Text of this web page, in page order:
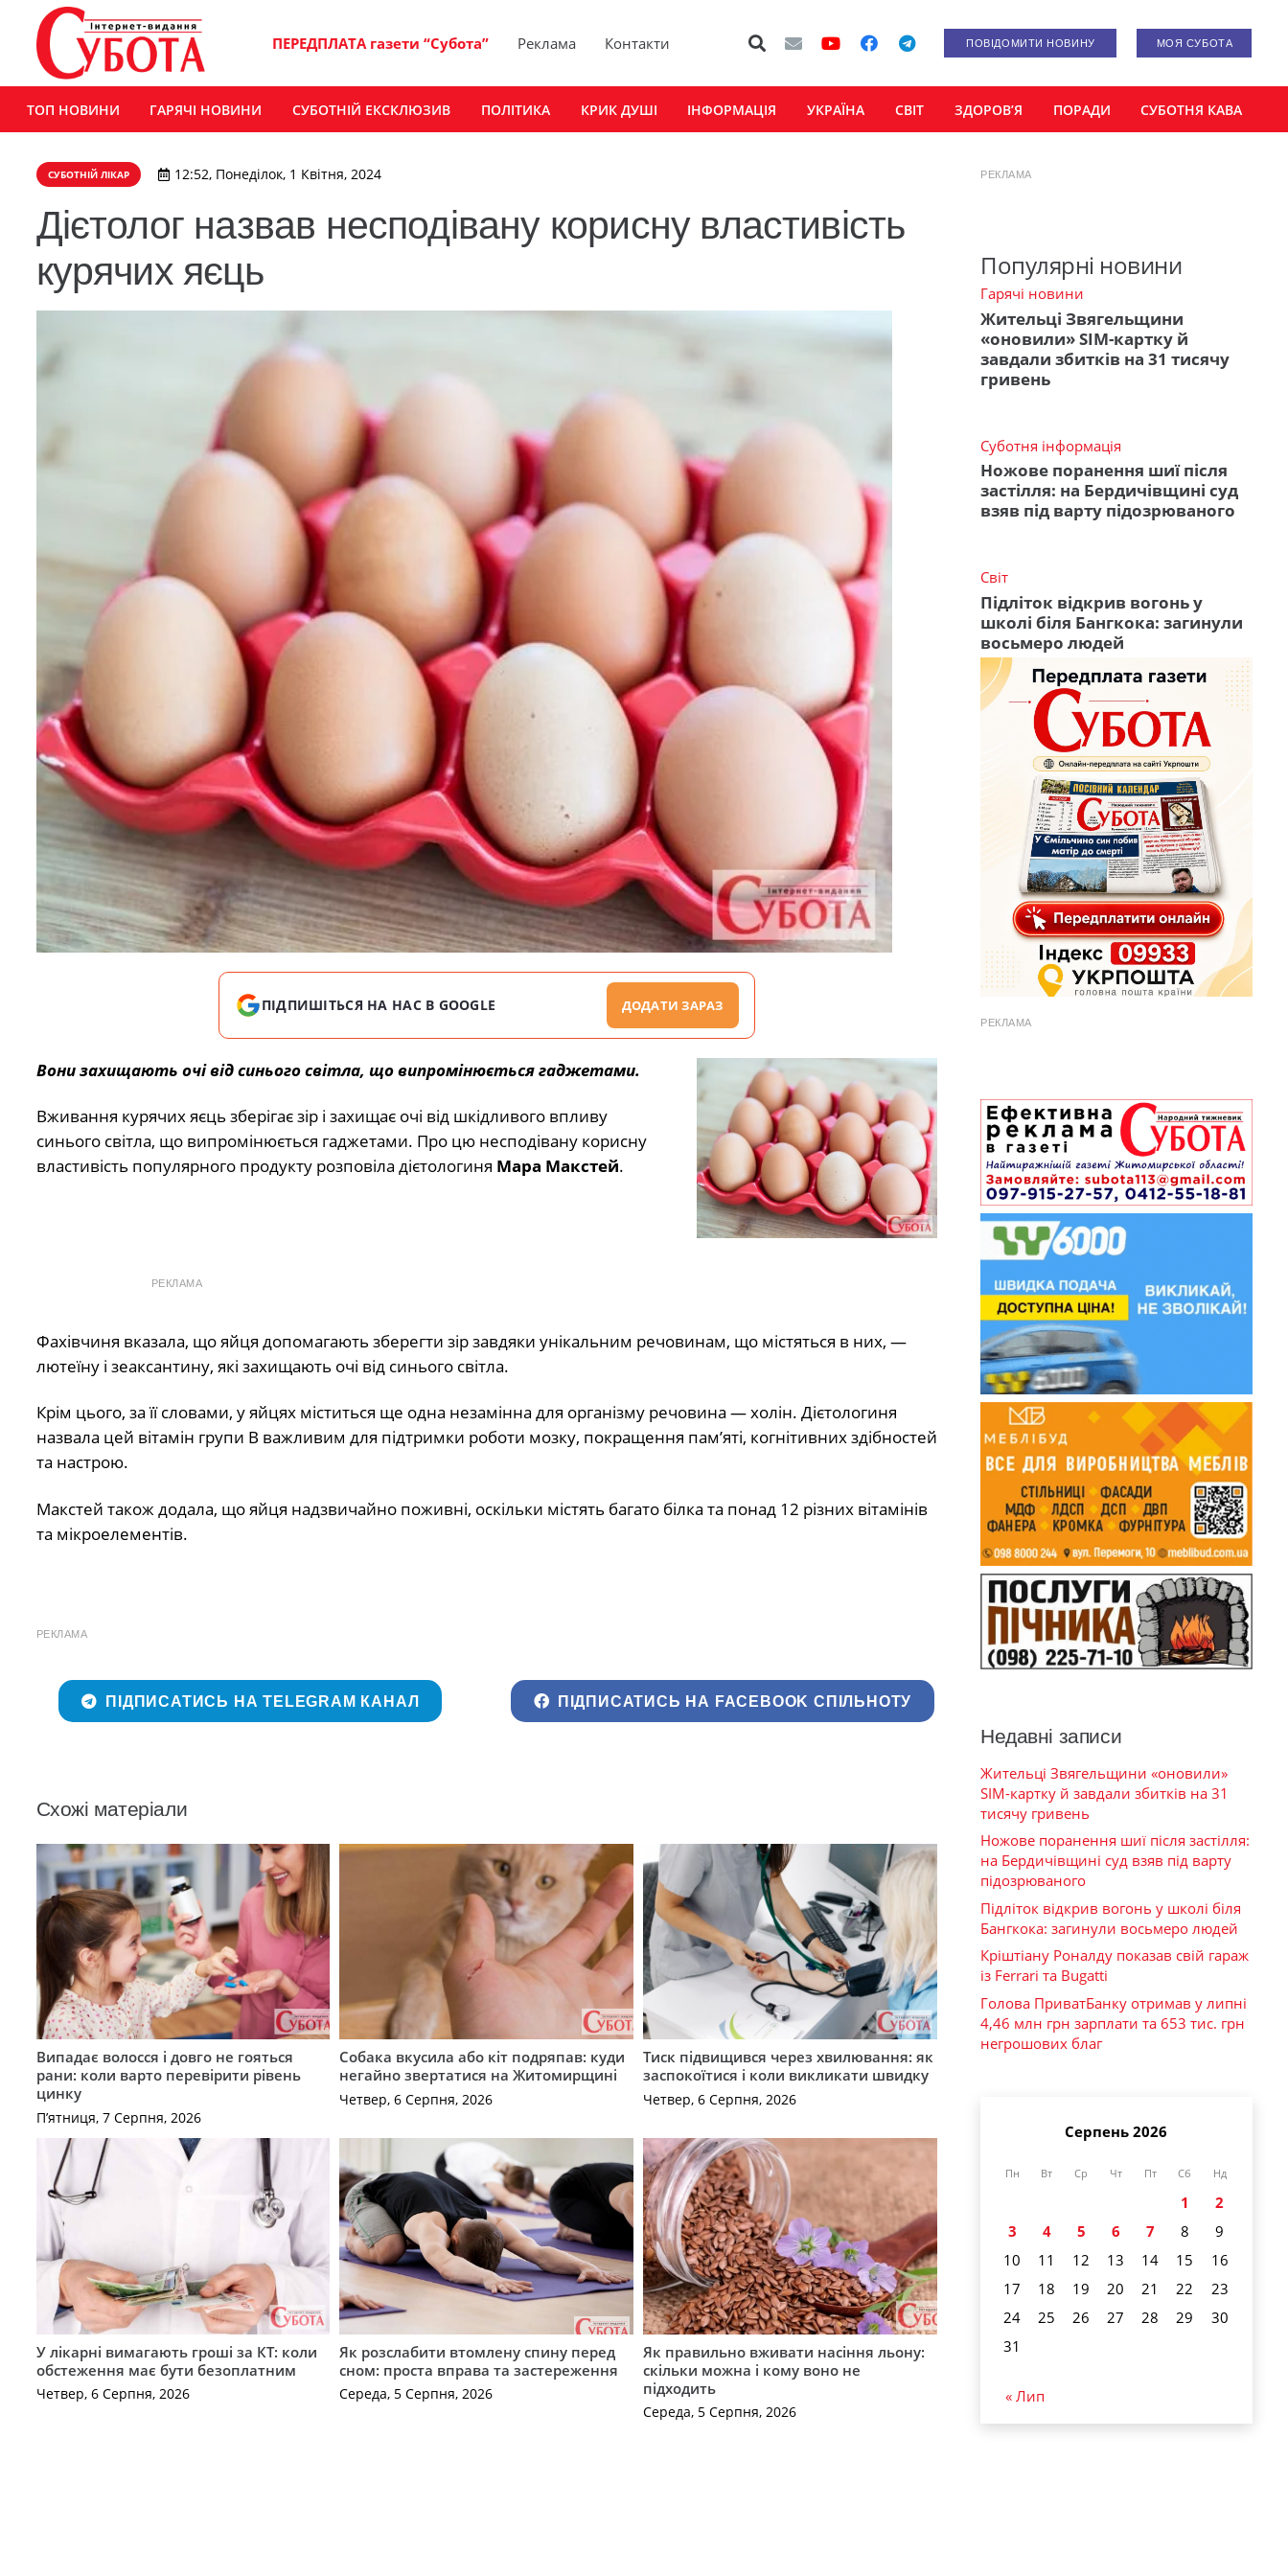
ПЕРЕДПЛАТА газети “Субота” Реклама Контакти ПОВІДОМИТИ НОВИНУ МОЯ СУБОТА
ТОП НОВИНИ ГАРЯЧІ НОВИНИ СУБОТНІЙ ЕКСКЛЮЗИВ ПОЛІТИКА КРИК ДУШІ ІНФОРМАЦІЯ УКРАЇНА СВІТ ЗДОРОВ’Я ПОРАДИ СУБОТНЯ КАВА
СУБОТНІЙ ЛІКАР 12:52, Понеділок, 1 Квітня, 2024
Дієтолог назвав несподівану корисну властивість
курячих яєць
ПІДПИШІТЬСЯ НА НАС В GOOGLE ДОДАТИ ЗАРАЗ
Вони захищають очі від синього світла, що випромінюється гаджетами.
Вживання курячих яєць зберігає зір і захищає очі від шкідливого впливу
синього світла, що випромінюється гаджетами. Про цю несподівану корисну
властивість популярного продукту розповіла дієтологиня Мара Макстей.
РЕКЛАМА
Фахівчиня вказала, що яйця допомагають зберегти зір завдяки унікальним речовинам, що містяться в них, —
лютеїну і зеаксантину, які захищають очі від синього світла.
Крім цього, за її словами, у яйцях міститься ще одна незамінна для організму речовина — холін. Дієтологиня
назвала цей вітамін групи B важливим для підтримки роботи мозку, покращення пам’яті, когнітивних здібностей
та настрою.
Макстей також додала, що яйця надзвичайно поживні, оскільки містять багато білка та понад 12 різних вітамінів
та мікроелементів.
РЕКЛАМА
ПІДПИСАТИСЬ НА TELEGRAM КАНАЛ ПІДПИСАТИСЬ НА FACEBOOK СПІЛЬНОТУ
Схожі матеріали
Випадає волосся і довго не гояться
рани: коли варто перевірити рівень
цинку
П’ятниця, 7 Серпня, 2026
Собака вкусила або кіт подряпав: куди
негайно звертатися на Житомирщині
Четвер, 6 Серпня, 2026
Тиск підвищився через хвилювання: як
заспокоїтися і коли викликати швидку
Четвер, 6 Серпня, 2026
У лікарні вимагають гроші за КТ: коли
обстеження має бути безоплатним
Четвер, 6 Серпня, 2026
Як розслабити втомлену спину перед
сном: проста вправа та застереження
Середа, 5 Серпня, 2026
Як правильно вживати насіння льону:
скільки можна і кому воно не
підходить
Середа, 5 Серпня, 2026
РЕКЛАМА
Популярні новини
Гарячі новини
Жительці Звягельщини
«оновили» SIM-картку й
завдали збитків на 31 тисячу
гривень
Суботня інформація
Ножове поранення шиї після
застілля: на Бердичівщині суд
взяв під варту підозрюваного
Світ
Підліток відкрив вогонь у
школі біля Бангкока: загинули
восьмеро людей
РЕКЛАМА
Недавні записи
Жительці Звягельщини «оновили»
SIM-картку й завдали збитків на 31
тисячу гривень
Ножове поранення шиї після застілля:
на Бердичівщині суд взяв під варту
підозрюваного
Підліток відкрив вогонь у школі біля
Бангкока: загинули восьмеро людей
Кріштіану Роналду показав свій гараж
із Ferrari та Bugatti
Голова ПриватБанку отримав у липні
4,46 млн грн зарплати та 653 тис. грн
негрошових благ
Серпень 2026
Пн Вт Ср Чт Пт Сб Нд
1
2
3
4 5 6 7 8
9
10
11 12 13 14 15
16
17
18 19 20 21 22
23
24
25 26 27 28 29
30
31
« Лип